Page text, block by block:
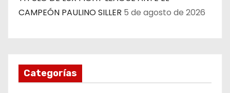
CAMPEÓN PAULINO SILLER 5 de agosto de 2026
Categorías